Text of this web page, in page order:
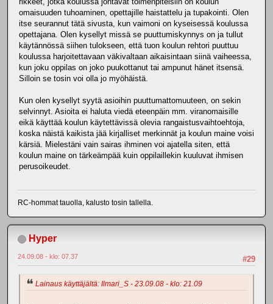
omaisuuden tuhoaminen, opettajille haistattelu ja tupakointi. Olen
itse seurannut tätä sivusta, kun vaimoni on kyseisessä koulussa
opettajana. Olen kysellyt missä se puuttumiskynnys on ja tullut
käytännössä siihen tulokseen, että tuon koulun rehtori puuttuu
koulussa harjoitettavaan väkivaltaan aikaisintaan siinä vaiheessa,
kun joku oppilas on joko puukottanut tai ampunut hänet itsensä.
Silloin se tosin voi olla jo myöhäistä.
Kun olen kysellyt syytä asioihin puuttumattomuuteen, on sekin
selvinnyt. Asioita ei haluta viedä eteenpäin mm. viranomaisille
eikä käyttää koulun käytettävissä olevia rangaistusvaihtoehtoja,
koska näistä kaikista jää kirjalliset merkinnät ja koulun maine voisi
kärsiä. Mielestäni vain sairas ihminen voi ajatella siten, että
koulun maine on tärkeämpää kuin oppilaillekin kuuluvat ihmisen
perusoikeudet.
RC-hommat tauolla, kalusto tosin tallella.
Hyper
#29
24.09.08 - klo: 07.37
Lainaus käyttäjältä: Ilmari_S - 23.09.08 - klo: 21.09